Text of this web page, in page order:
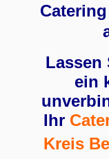
Lassen
ein
Ihr
Kreis